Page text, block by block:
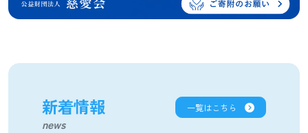
新着情報
news
一覧はこちら